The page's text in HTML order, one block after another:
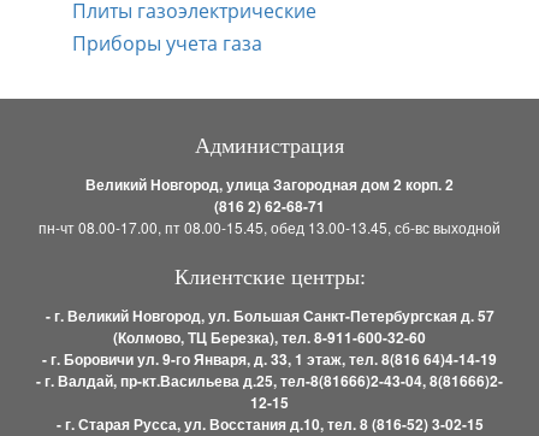
Плиты газоэлектрические
Приборы учета газа
Администрация
Великий Новгород, улица Загородная дом 2 корп. 2
(816 2) 62-68-71
пн-чт 08.00-17.00, пт 08.00-15.45, обед 13.00-13.45, сб-вс выходной
Клиентские центры:
- г. Великий Новгород, ул. Большая Санкт-Петербургская д. 57
(Колмово, ТЦ Березка), тел. 8-911-600-32-60
- г. Боровичи ул. 9-го Января, д. 33, 1 этаж, тел. 8(816 64)4-14-19
- г. Валдай, пр-кт.Васильева д.25, тел-8(81666)2-43-04, 8(81666)2-
12-15
- г. Старая Русса, ул. Восстания д.10, тел. 8 (816-52) 3-02-15